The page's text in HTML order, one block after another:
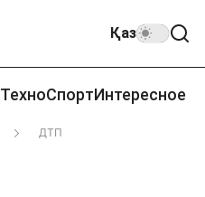
Қаз
ТехноСпортИнтересное
ДТП